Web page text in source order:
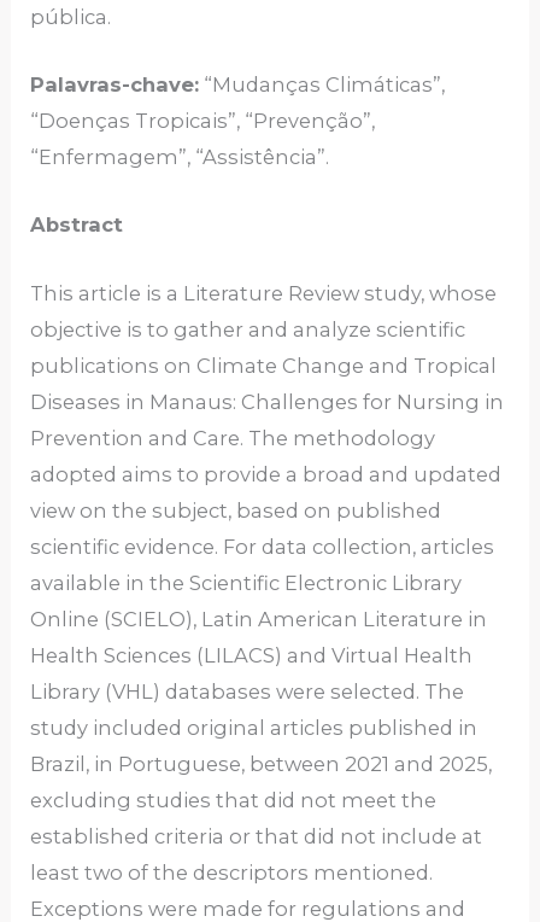
pública.
Palavras-chave: “Mudanças Climáticas”,
“Doenças Tropicais”, “Prevenção”,
“Enfermagem”, “Assistência”.
Abstract
This article is a Literature Review study, whose
objective is to gather and analyze scientific
publications on Climate Change and Tropical
Diseases in Manaus: Challenges for Nursing in
Prevention and Care. The methodology
adopted aims to provide a broad and updated
view on the subject, based on published
scientific evidence. For data collection, articles
available in the Scientific Electronic Library
Online (SCIELO), Latin American Literature in
Health Sciences (LILACS) and Virtual Health
Library (VHL) databases were selected. The
study included original articles published in
Brazil, in Portuguese, between 2021 and 2025,
excluding studies that did not meet the
established criteria or that did not include at
least two of the descriptors mentioned.
Exceptions were made for regulations and